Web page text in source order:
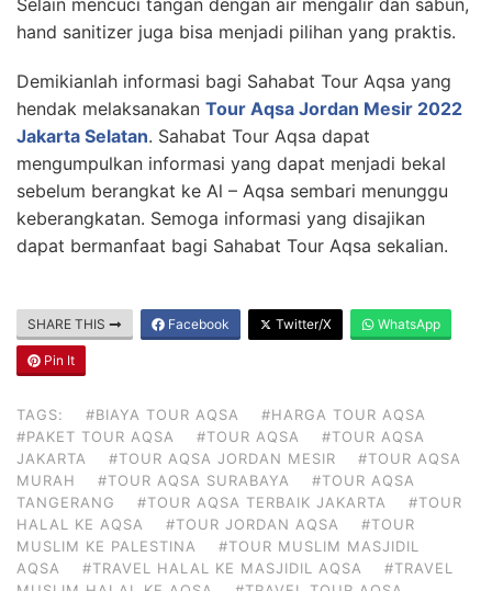
hand sanitizer juga bisa menjadi pilihan yang praktis.
Demikianlah informasi bagi Sahabat Tour Aqsa yang
hendak melaksanakan Tour Aqsa Jordan Mesir 2022
Jakarta Selatan. Sahabat Tour Aqsa dapat
mengumpulkan informasi yang dapat menjadi bekal
sebelum berangkat ke Al – Aqsa sembari menunggu
keberangkatan. Semoga informasi yang disajikan
dapat bermanfaat bagi Sahabat Tour Aqsa sekalian.
SHARE THIS Facebook Twitter/X WhatsApp
Pin It
TAGS: #BIAYA TOUR AQSA
#HARGA TOUR AQSA
#PAKET TOUR AQSA
#TOUR AQSA
#TOUR AQSA
JAKARTA
#TOUR AQSA JORDAN MESIR
#TOUR AQSA
MURAH
#TOUR AQSA SURABAYA
#TOUR AQSA
TANGERANG
#TOUR AQSA TERBAIK JAKARTA
#TOUR
HALAL KE AQSA
#TOUR JORDAN AQSA
#TOUR
MUSLIM KE PALESTINA
#TOUR MUSLIM MASJIDIL
AQSA
#TRAVEL HALAL KE MASJIDIL AQSA
#TRAVEL